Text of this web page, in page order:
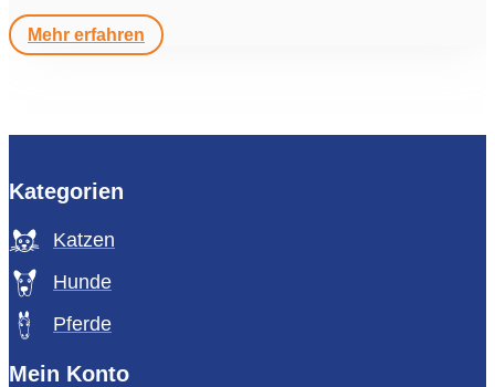
Mehr erfahren
Kategorien
Katzen
Hunde
Pferde
Mein Konto